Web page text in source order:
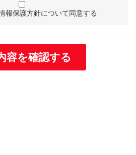
法律（個人情報保護法）第21条第
用目的
報保護方針について同意する